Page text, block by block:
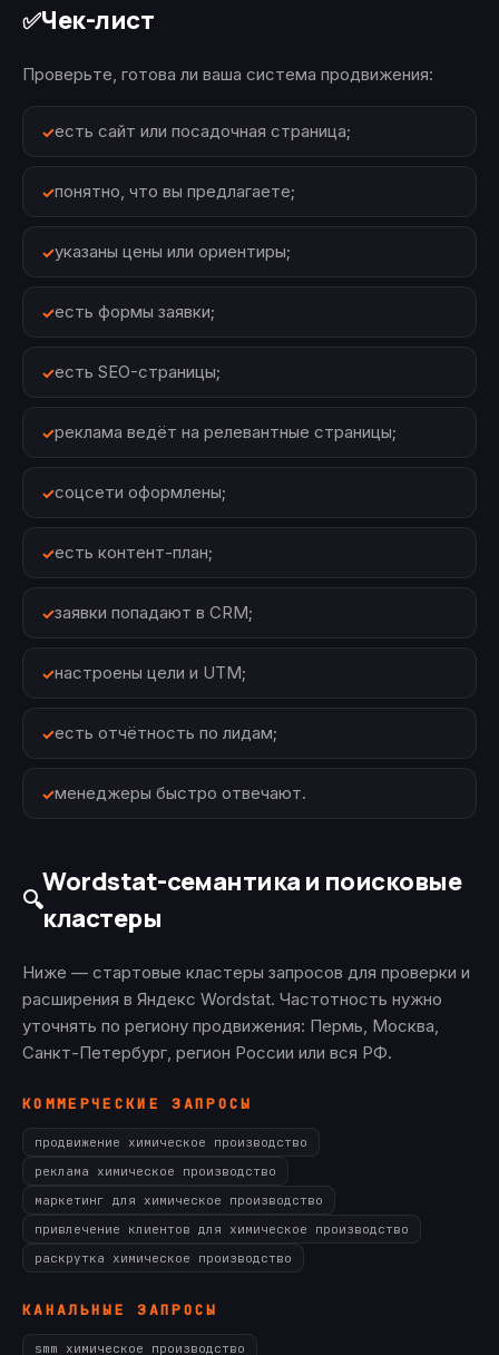
✅Чек-лист
Проверьте, готова ли ваша система продвижения:
есть сайт или посадочная страница;
понятно, что вы предлагаете;
указаны цены или ориентиры;
есть формы заявки;
есть SEO-страницы;
реклама ведёт на релевантные страницы;
соцсети оформлены;
есть контент-план;
заявки попадают в CRM;
настроены цели и UTM;
есть отчётность по лидам;
менеджеры быстро отвечают.
🔍
Wordstat-семантика и поисковые
кластеры
Ниже — стартовые кластеры запросов для проверки и
расширения в Яндекс Wordstat. Частотность нужно
уточнять по региону продвижения: Пермь, Москва,
Санкт-Петербург, регион России или вся РФ.
КОММЕРЧЕСКИЕ ЗАПРОСЫ
продвижение химическое производство
реклама химическое производство
маркетинг для химическое производство
привлечение клиентов для химическое производство
раскрутка химическое производство
КАНАЛЬНЫЕ ЗАПРОСЫ
smm химическое производство